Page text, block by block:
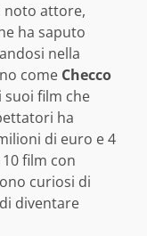
noto attore,
ha saputo
nella
come Checco
suoi film che
ha
di euro e 4
film con
curiosi di
diventare